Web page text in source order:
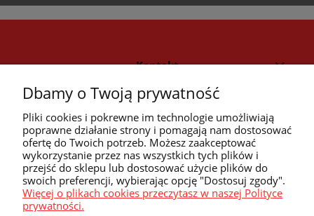
Strefa klienta
Przyczółek
Przydatne linki
Kontakt
Dbamy o Twoją prywatność
Pliki cookies i pokrewne im technologie umożliwiają
poprawne działanie strony i pomagają nam dostosować
ofertę do Twoich potrzeb. Możesz zaakceptować
wykorzystanie przez nas wszystkich tych plików i
przejść do sklepu lub dostosować użycie plików do
swoich preferencji, wybierając opcję "Dostosuj zgody".
Więcej o plikach cookies przeczytasz w naszej Polityce
prywatności.